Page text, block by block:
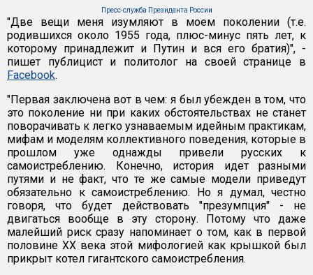
Пресс-служба Президента России
"Две вещи меня изумляют в моем поколении (т.е.
родившихся около 1955 года, плюс-минус пять лет, к
которому принадлежит и Путин и вся его братия)", -
пишет публицист и политолог на своей странице в
Facebook.
"Первая заключена вот в чем: я был убежден в том, что
это поколение ни при каких обстоятельствах не станет
поворачивать к легко узнаваемым идейным практикам,
мифам и моделям коллективного поведения, которые в
прошлом уже однажды привели русских к
самоистреблению. Конечно, история идет разными
путями и не факт, что те же самые модели приведут
обязательно к самоистреблению. Но я думал, честно
говоря, что будет действовать "презумпция" - не
двигаться вообще в эту сторону. Потому что даже
малейший риск сразу напоминает о том, как в первой
половине ХХ века этой мифологией как крышкой был
прикрыт котел гигантского самоистребления.